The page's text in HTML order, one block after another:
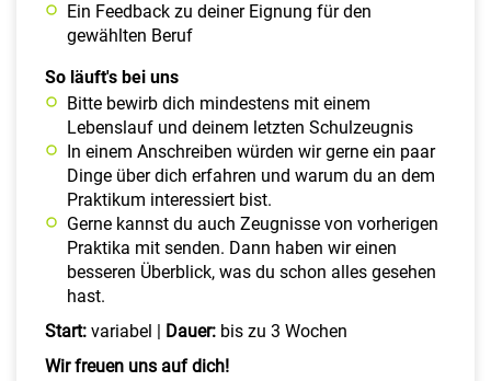
Ein Feedback zu deiner Eignung für den
gewählten Beruf
So läuft's bei uns
Bitte bewirb dich mindestens mit einem
Lebenslauf und deinem letzten Schulzeugnis
In einem Anschreiben würden wir gerne ein paar
Dinge über dich erfahren und warum du an dem
Praktikum interessiert bist.
Gerne kannst du auch Zeugnisse von vorherigen
Praktika mit senden. Dann haben wir einen
besseren Überblick, was du schon alles gesehen
hast.
Start: variabel | Dauer: bis zu 3 Wochen
Wir freuen uns auf dich!